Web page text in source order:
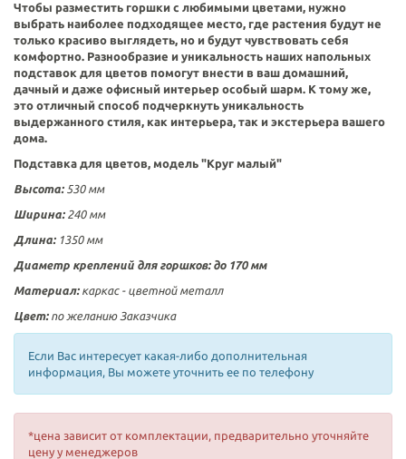
Чтобы разместить горшки с любимыми цветами, нужно
выбрать наиболее подходящее место, где растения будут не
только красиво выглядеть, но и будут чувствовать себя
комфортно. Разнообразие и уникальность наших напольных
подставок для цветов помогут внести в ваш домашний,
дачный и даже офисный интерьер особый шарм. К тому же,
это отличный способ подчеркнуть уникальность
выдержанного стиля, как интерьера, так и экстерьера вашего
дома.
Подставка для цветов, модель "Круг малый"
Высота: 530 мм
Ширина: 240мм
Длина: 1350 мм
Диаметр креплений для горшков: до 170 мм
Материал: каркас - цветной металл
Цвет:по желанию Заказчика
Если Вас интересует какая-либо дополнительная
информация, Вы можете уточнить ее по телефону
*цена зависит от комплектации, предварительно уточняйте
цену у менеджеров